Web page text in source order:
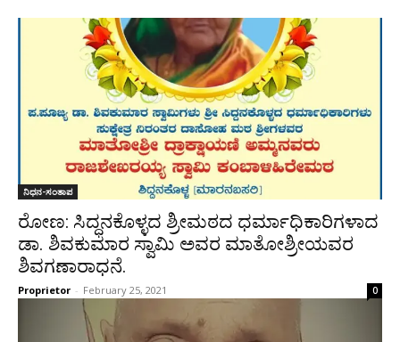
ನಿಧನ-ಸಂತಾಪ
ರೋಣ: ಸಿದ್ಧನಕೊಳ್ಳದ ಶ್ರೀಮಠದ ಧರ್ಮಾಧಿಕಾರಿಗಳಾದ
ಡಾ. ಶಿವಕುಮಾರ ಸ್ವಾಮಿ ಅವರ ಮಾತೋಶ್ರೀಯವರ
ಶಿವಗಣಾರಾಧನೆ.
Proprietor - February 25, 2021 0